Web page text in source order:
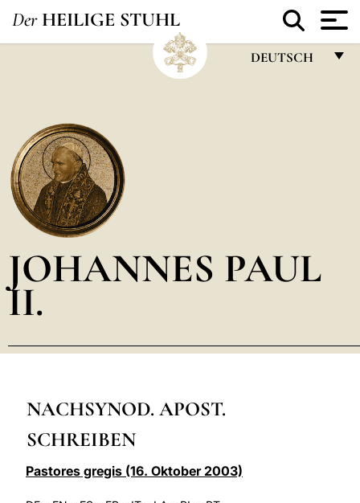
Der HEILIGE STUHL
DEUTSCH
POLSKI
JOHANNES PAUL
II.
NACHSYNOD. APOST.
SCHREIBEN
Pastores gregis (16. Oktober 2003)